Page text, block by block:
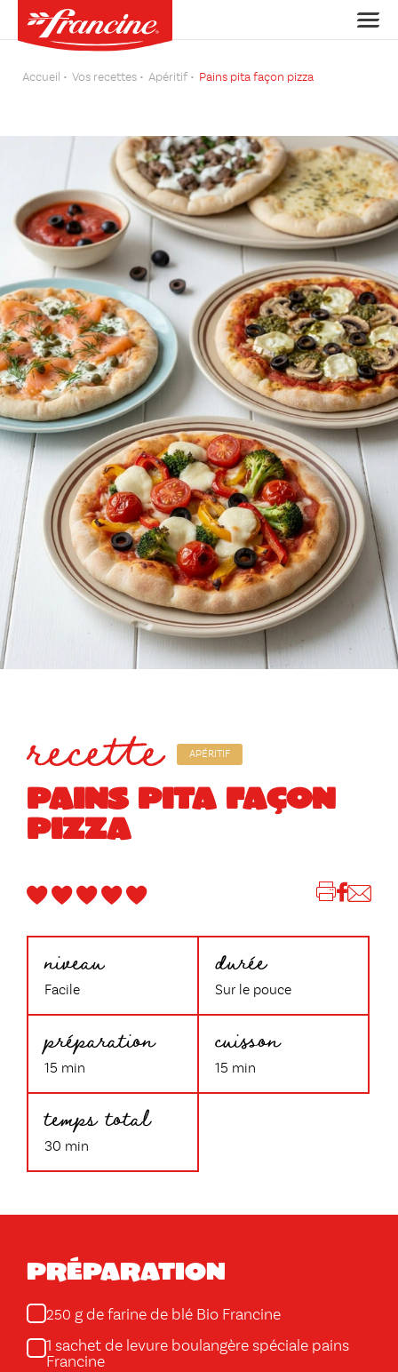
Accueil Vos recettes Apéritif Pains pita façon pizza
recette APÉRITIF
PAINS PITA FAÇON
PIZZA
niveau
Facile
durée
Sur le pouce
préparation
15 min
cuisson
15 min
temps total
30 min
Préparation
250 g de farine de blé Bio Francine
1 sachet de levure boulangère spéciale pains
Francine